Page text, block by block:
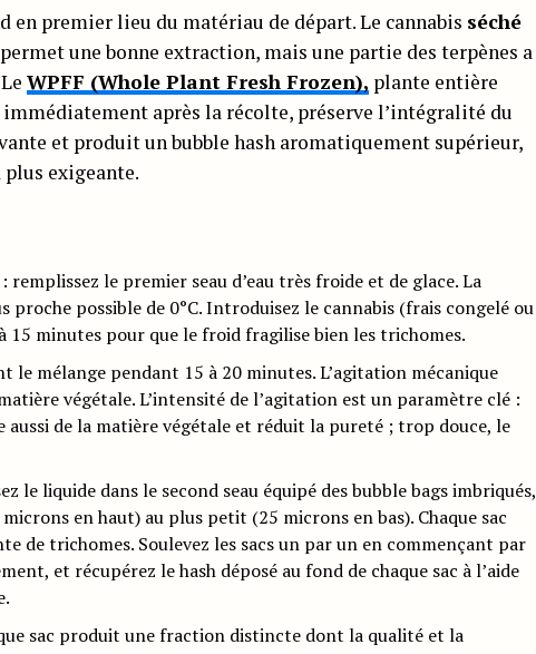
en premier lieu du matériau de départ. Le cannabis séché
une bonne extraction, mais une partie des terpènes a
WPFF (Whole Plant Fresh Frozen), plante entière
après la récolte, préserve l’intégralité du
et produit un bubble hash aromatiquement supérieur,
exigeante.
: remplissez le premier seau d’eau très froide et de glace. La
possible de 0°C. Introduisez le cannabis (frais congelé ou
15 minutes pour que le froid fragilise bien les trichomes.
le mélange pendant 15 à 20 minutes. L’agitation mécanique
végétale. L’intensité de l’agitation est un paramètre clé :
aussi de la matière végétale et réduit la pureté ; trop douce, le
le liquide dans le second seau équipé des bubble bags imbriqués,
en haut) au plus petit (25 microns en bas). Chaque sac
de trichomes. Soulevez les sacs un par un en commençant par
et récupérez le hash déposé au fond de chaque sac à l’aide
sac produit une fraction distincte dont la qualité et la